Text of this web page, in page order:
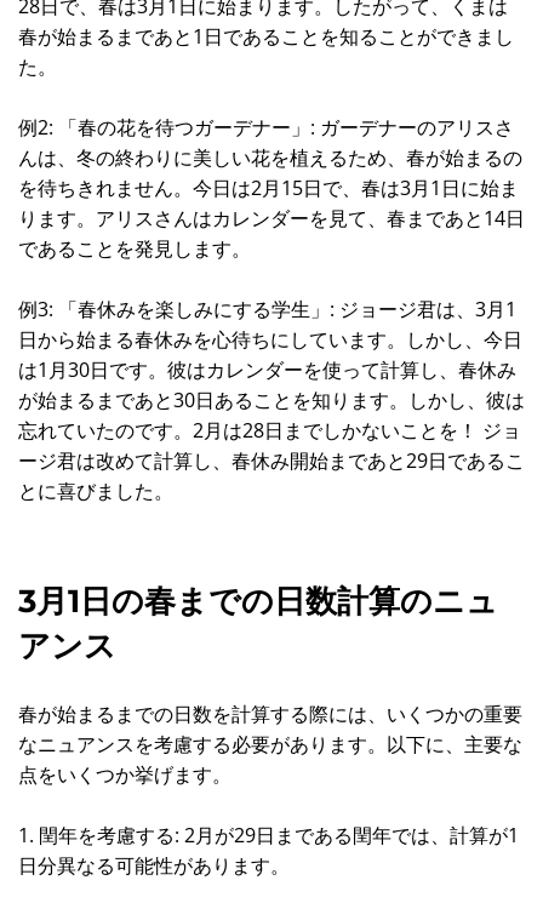
28日で、春は3月1日に始まります。したがって、くまは
春が始まるまであと1日であることを知ることができまし
た。
例2: 「春の花を待つガーデナー」: ガーデナーのアリスさ
んは、冬の終わりに美しい花を植えるため、春が始まるの
を待ちきれません。今日は2月15日で、春は3月1日に始ま
ります。アリスさんはカレンダーを見て、春まであと14日
であることを発見します。
例3: 「春休みを楽しみにする学生」: ジョージ君は、3月1
日から始まる春休みを心待ちにしています。しかし、今日
は1月30日です。彼はカレンダーを使って計算し、春休み
が始まるまであと30日あることを知ります。しかし、彼は
忘れていたのです。2月は28日までしかないことを！ ジョ
ージ君は改めて計算し、春休み開始まであと29日であるこ
とに喜びました。
3月1日の春までの日数計算のニュ
アンス
春が始まるまでの日数を計算する際には、いくつかの重要
なニュアンスを考慮する必要があります。以下に、主要な
点をいくつか挙げます。
1. 閏年を考慮する: 2月が29日まである閏年では、計算が1
日分異なる可能性があります。